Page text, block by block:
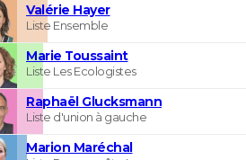
Valérie Hayer
Liste Ensemble
Marie Toussaint
Liste Les Ecologistes
Raphaël Glucksmann
Liste d'union à gauche
Marion Maréchal